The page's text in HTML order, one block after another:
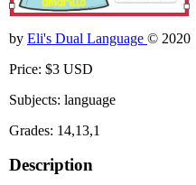
by Eli's Dual Language © 2020
Price: $3 USD
Subjects: language
Grades: 14,13,1
Description